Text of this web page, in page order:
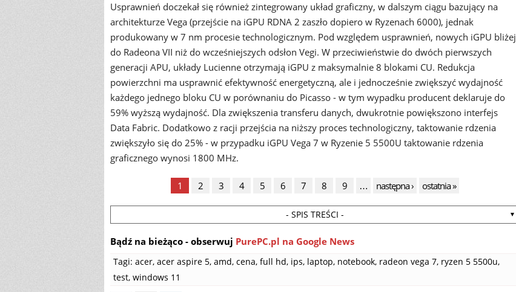
Usprawnień doczekał się również zintegrowany układ graficzny, w dalszym ciągu bazujący na
architekturze Vega (przejście na iGPU RDNA 2 zaszło dopiero w Ryzenach 6000), jednak
produkowany w 7 nm procesie technologicznym. Pod względem usprawnień, nowych iGPU bliżej
do Radeona VII niż do wcześniejszych odsłon Vegi. W przeciwieństwie do dwóch pierwszych
generacji APU, układy Lucienne otrzymają iGPU z maksymalnie 8 blokami CU. Redukcja
powierzchni ma usprawnić efektywność energetyczną, ale i jednocześnie zwiększyć wydajność
każdego jednego bloku CU w porównaniu do Picasso - w tym wypadku producent deklaruje do
59% wyższą wydajność. Dla zwiększenia transferu danych, dwukrotnie powiększono interfejs
Data Fabric. Dodatkowo z racji przejścia na niższy proces technologiczny, taktowanie rdzenia
zwiększyło się do 25% - w przypadku iGPU Vega 7 w Ryzenie 5 5500U taktowanie rdzenia
graficznego wynosi 1800 MHz.
1 2 3 4 5 6 7 8 9 … następna › ostatnia »
- SPIS TREŚCI -
Bądź na bieżąco - obserwuj PurePC.pl na Google News
Tagi: acer, acer aspire 5, amd, cena, full hd, ips, laptop, notebook, radeon vega 7, ryzen 5 5500u,
test, windows 11